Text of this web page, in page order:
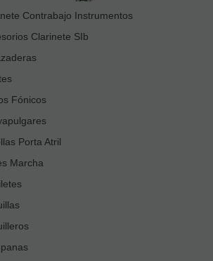
Contrabajo Instrumentos
Clarinete SIb
Fónicos
Porta Atril
Marcha